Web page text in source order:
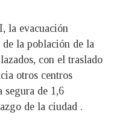
la evacuación
la población de la
con el traslado
otros centros
segura de 1,6
de la ciudad .